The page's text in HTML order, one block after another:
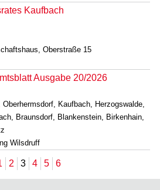
Kaufbach
Oberstraße 15
Ausgabe 20/2026
Kaufbach, Herzogswalde,
Braunsdorf, Blankenstein, Birkenhain,
Wilsdruff
2 3 4 5 6